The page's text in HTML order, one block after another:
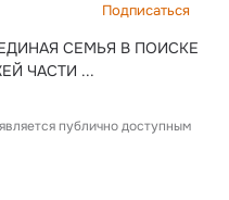
Подписаться
СЕМЬЯ В ПОИСКЕ
ЧАСТИ ...
публично доступным